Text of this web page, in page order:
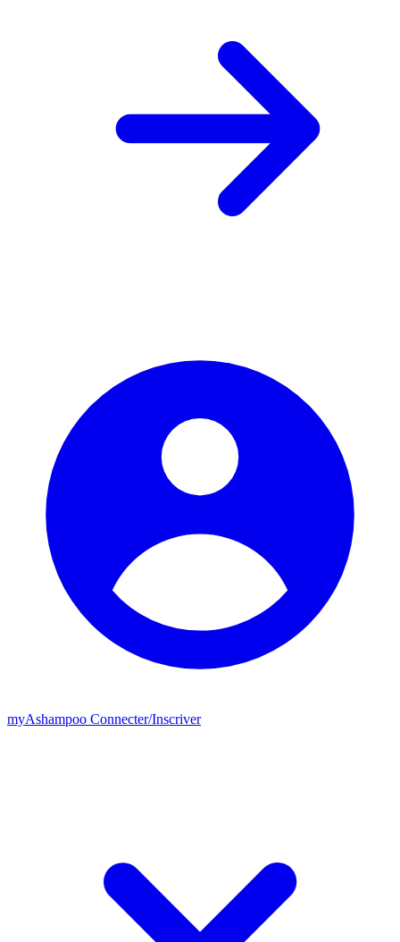
myAshampoo Connecter/Inscriver